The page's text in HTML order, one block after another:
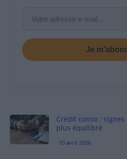
Je
Crédit conso :
plus équilibré
10 avril 2026